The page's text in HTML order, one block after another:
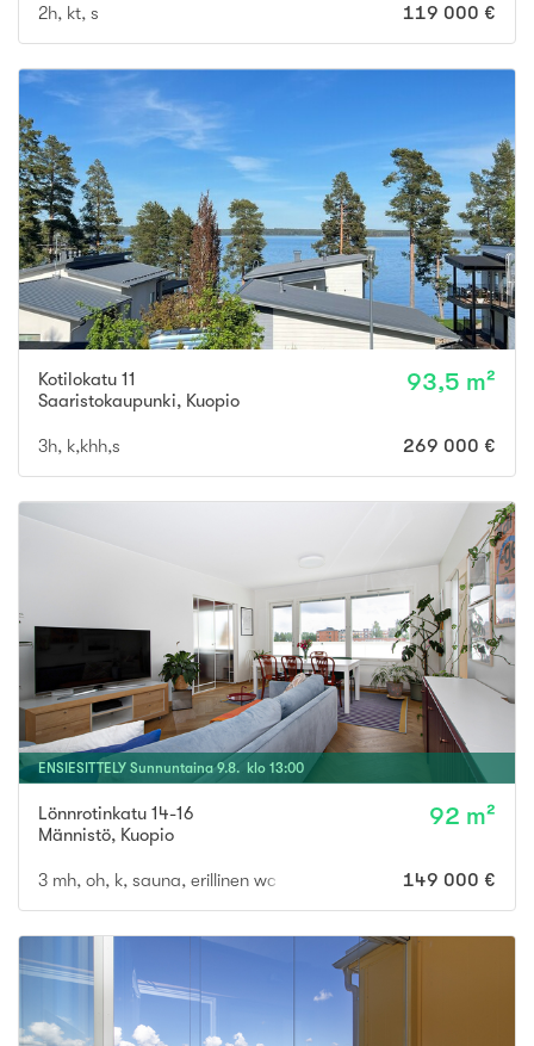
2h, kt, s 119 000 €
Kotilokatu 11
Saaristokaupunki, Kuopio
93,5 m²
3h, k,khh,s 269 000 €
ENSIESITTELY Sunnuntaina 9.8. klo 13:00
Lönnrotinkatu 14-16
Männistö, Kuopio
92 m²
3 mh, oh, k, sauna, erillinen wc 149 000 €